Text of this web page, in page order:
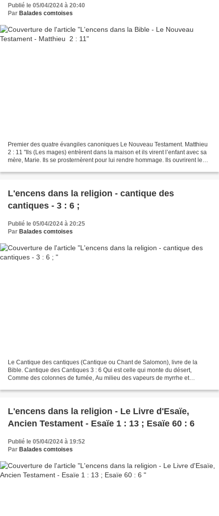
Publié le 05/04/2024 à 20:40
Par Balades comtoises
Premier des quatre évangiles canoniques Le Nouveau Testament. Matthieu
2 : 11 "Ils (Les mages) entrèrent dans la maison et ils virent l’enfant avec sa
mère, Marie. Ils se prosternèrent pour lui rendre hommage. Ils ouvrirent leurs
L'encens dans la religion - cantique des
cantiques - 3 : 6 ;
Publié le 05/04/2024 à 20:25
Par Balades comtoises
Le Cantique des cantiques (Cantique ou Chant de Salomon), livre de la
Bible. Cantique des Cantiques 3 : 6 Qui est celle qui monte du désert,
Comme des colonnes de fumée, Au milieu des vapeurs de myrrhe et
L'encens dans la religion - Le Livre d'Esaïe,
Ancien Testament - Esaïe 1 : 13 ; Esaïe 60 : 6
Publié le 05/04/2024 à 19:52
Par Balades comtoises